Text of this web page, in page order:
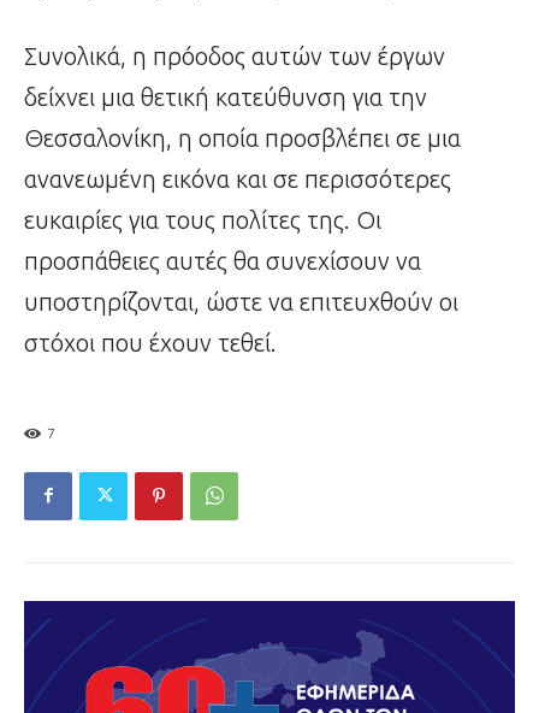
Συνολικά, η πρόοδος αυτών των έργων
δείχνει μια θετική κατεύθυνση για την
Θεσσαλονίκη, η οποία προσβλέπει σε μια
ανανεωμένη εικόνα και σε περισσότερες
ευκαιρίες για τους πολίτες της. Οι
προσπάθειες αυτές θα συνεχίσουν να
υποστηρίζονται, ώστε να επιτευχθούν οι
στόχοι που έχουν τεθεί.
7